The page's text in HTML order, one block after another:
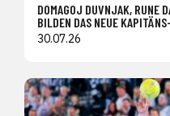
DOMAGOJ DUVNJAK, RUNE
BILDEN DAS NEUE
30.07.26